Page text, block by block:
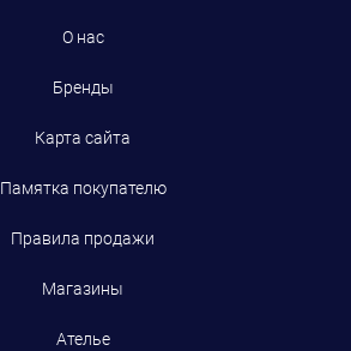
О нас
Бренды
Карта сайта
Памятка покупателю
Правила продажи
Магазины
Ателье